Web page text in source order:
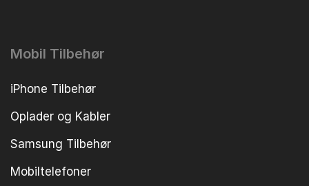
Mobil Tilbehør
iPhone Tilbehør
Oplader og Kabler
Samsung Tilbehør
Mobiltelefoner